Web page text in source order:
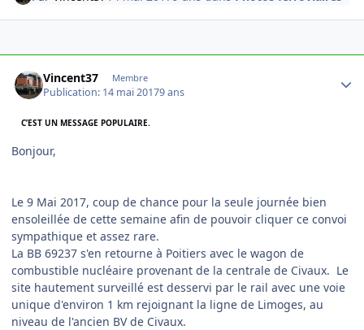
Vincent37 Membre
Publication: 14 mai 20179 ans
C’EST UN MESSAGE POPULAIRE.
Bonjour,
Le 9 Mai 2017, coup de chance pour la seule journée bien
ensoleillée de cette semaine afin de pouvoir cliquer ce convoi
sympathique et assez rare.
La BB 69237 s'en retourne à Poitiers avec le wagon de
combustible nucléaire provenant de la centrale de Civaux. Le
site hautement surveillé est desservi par le rail avec une voie
unique d'environ 1 km rejoignant la ligne de Limoges, au
niveau de l'ancien BV de Civaux.